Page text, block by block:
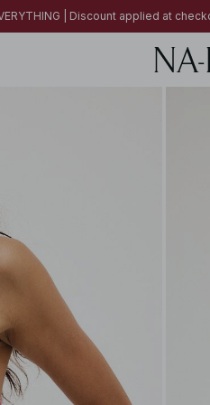
| Discount applied at